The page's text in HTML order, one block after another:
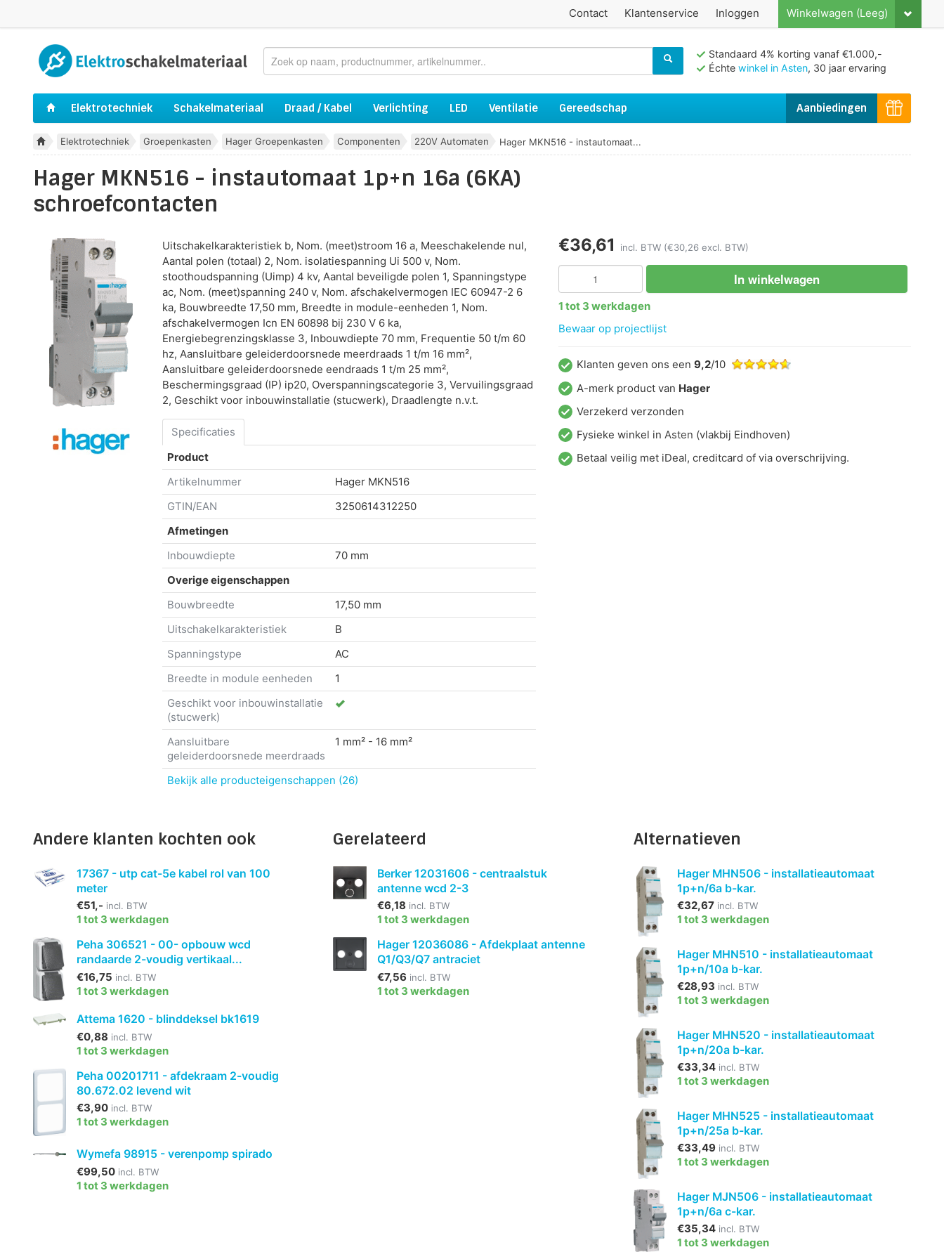
Winkelwagen (Leeg)
Inloggen
Klantenservice
Contact
Standaard 4% korting vanaf €1.000,-
Échte winkel in Asten, 30 jaar ervaring
Elektrotechniek Schakelmateriaal Draad / Kabel Verlichting LED Aanbiedingen
Ventilatie Gereedschap
Elektrotechniek Groepenkasten Hager Groepenkasten Componenten 220V Automaten Hager MKN516 - instautomaat...
Hager MKN516 - instautomaat 1p+n 16a (6KA)
schroefcontacten
Uitschakelkarakteristiek b, Nom. (meet)stroom 16 a, Meeschakelende nul,
Aantal polen (totaal) 2, Nom. isolatiespanning Ui 500 v, Nom.
stoothoudspanning (Uimp) 4 kv, Aantal beveiligde polen 1, Spanningstype
ac, Nom. (meet)spanning 240 v, Nom. afschakelvermogen IEC 60947-2 6
ka, Bouwbreedte 17,50 mm, Breedte in module-eenheden 1, Nom.
afschakelvermogen Icn EN 60898 bij 230 V 6 ka,
Energiebegrenzingsklasse 3, Inbouwdiepte 70 mm, Frequentie 50 t/m 60
hz, Aansluitbare geleiderdoorsnede meerdraads 1 t/m 16 mm²,
Aansluitbare geleiderdoorsnede eendraads 1 t/m 25 mm²,
Beschermingsgraad (IP) ip20, Overspanningscategorie 3, Vervuilingsgraad
2, Geschikt voor inbouwinstallatie (stucwerk), Draadlengte n.v.t.
Specificaties
Product
Artikelnummer
Hager MKN516
GTIN/EAN
3250614312250
Afmetingen
Inbouwdiepte
70 mm
Overige eigenschappen
Bouwbreedte
17,50 mm
Uitschakelkarakteristiek
B
Spanningstype
AC
Breedte in module eenheden
1
Geschikt voor inbouwinstallatie
(stucwerk)
Aansluitbare
geleiderdoorsnede meerdraads
1 mm² - 16 mm²
Bekijk alle producteigenschappen (26)
€36,61 incl. BTW (€30,26 excl. BTW)
In winkelwagen
1 tot 3 werkdagen
Bewaar op projectlijst
Klanten geven ons een 9,2/10
A-merk product van Hager
Verzekerd verzonden
Fysieke winkel in Asten (vlakbij Eindhoven)
Betaal veilig met iDeal, creditcard of via overschrijving.
Andere klanten kochten ook
17367 - utp cat-5e kabel rol van 100
meter
€51,- incl. BTW
1 tot 3 werkdagen
Peha 306521 - 00- opbouw wcd
randaarde 2-voudig vertikaal...
€16,75 incl. BTW
1 tot 3 werkdagen
Attema 1620 - blinddeksel bk1619
€0,88 incl. BTW
1 tot 3 werkdagen
Peha 00201711 - afdekraam 2-voudig
80.672.02 levend wit
€3,90 incl. BTW
1 tot 3 werkdagen
Wymefa 98915 - verenpomp spirado
€99,50 incl. BTW
1 tot 3 werkdagen
Gerelateerd
Berker 12031606 - centraalstuk
antenne wcd 2-3
€6,18 incl. BTW
1 tot 3 werkdagen
Hager 12036086 - Afdekplaat antenne
Q1/Q3/Q7 antraciet
€7,56 incl. BTW
1 tot 3 werkdagen
Alternatieven
Hager MHN506 - installatieautomaat
1p+n/6a b-kar.
€32,67 incl. BTW
1 tot 3 werkdagen
Hager MHN510 - installatieautomaat
1p+n/10a b-kar.
€28,93 incl. BTW
1 tot 3 werkdagen
Hager MHN520 - installatieautomaat
1p+n/20a b-kar.
€33,34 incl. BTW
1 tot 3 werkdagen
Hager MHN525 - installatieautomaat
1p+n/25a b-kar.
€33,49 incl. BTW
1 tot 3 werkdagen
Hager MJN506 - installatieautomaat
1p+n/6a c-kar.
€35,34 incl. BTW
1 tot 3 werkdagen